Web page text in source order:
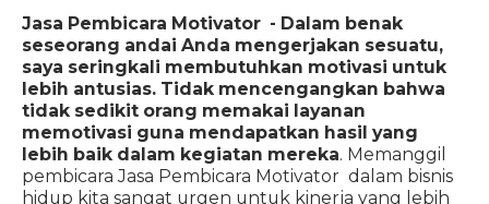
Jasa Pembicara Motivator - Dalam benak
seseorang andai Anda mengerjakan sesuatu,
saya seringkali membutuhkan motivasi untuk
lebih antusias. Tidak mencengangkan bahwa
tidak sedikit orang memakai layanan
memotivasi guna mendapatkan hasil yang
lebih baik dalam kegiatan mereka. Memanggil
pembicara Jasa Pembicara Motivator dalam bisnis
hidup kita sangat urgen untuk kinerja yang lebih